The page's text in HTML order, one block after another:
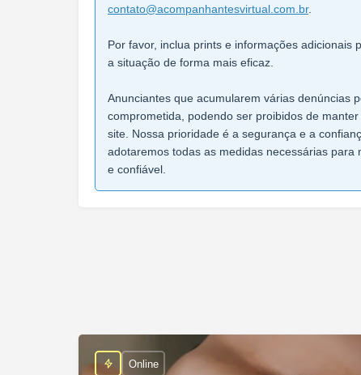
contato@acompanhantesvirtual.com.br.
Por favor, inclua prints e informações adicionais
a situação de forma mais eficaz.
Anunciantes que acumularem várias denúncias
comprometida, podendo ser proibidos de
site. Nossa prioridade é a segurança e a
adotaremos todas as medidas necessárias para
e confiável.
Online